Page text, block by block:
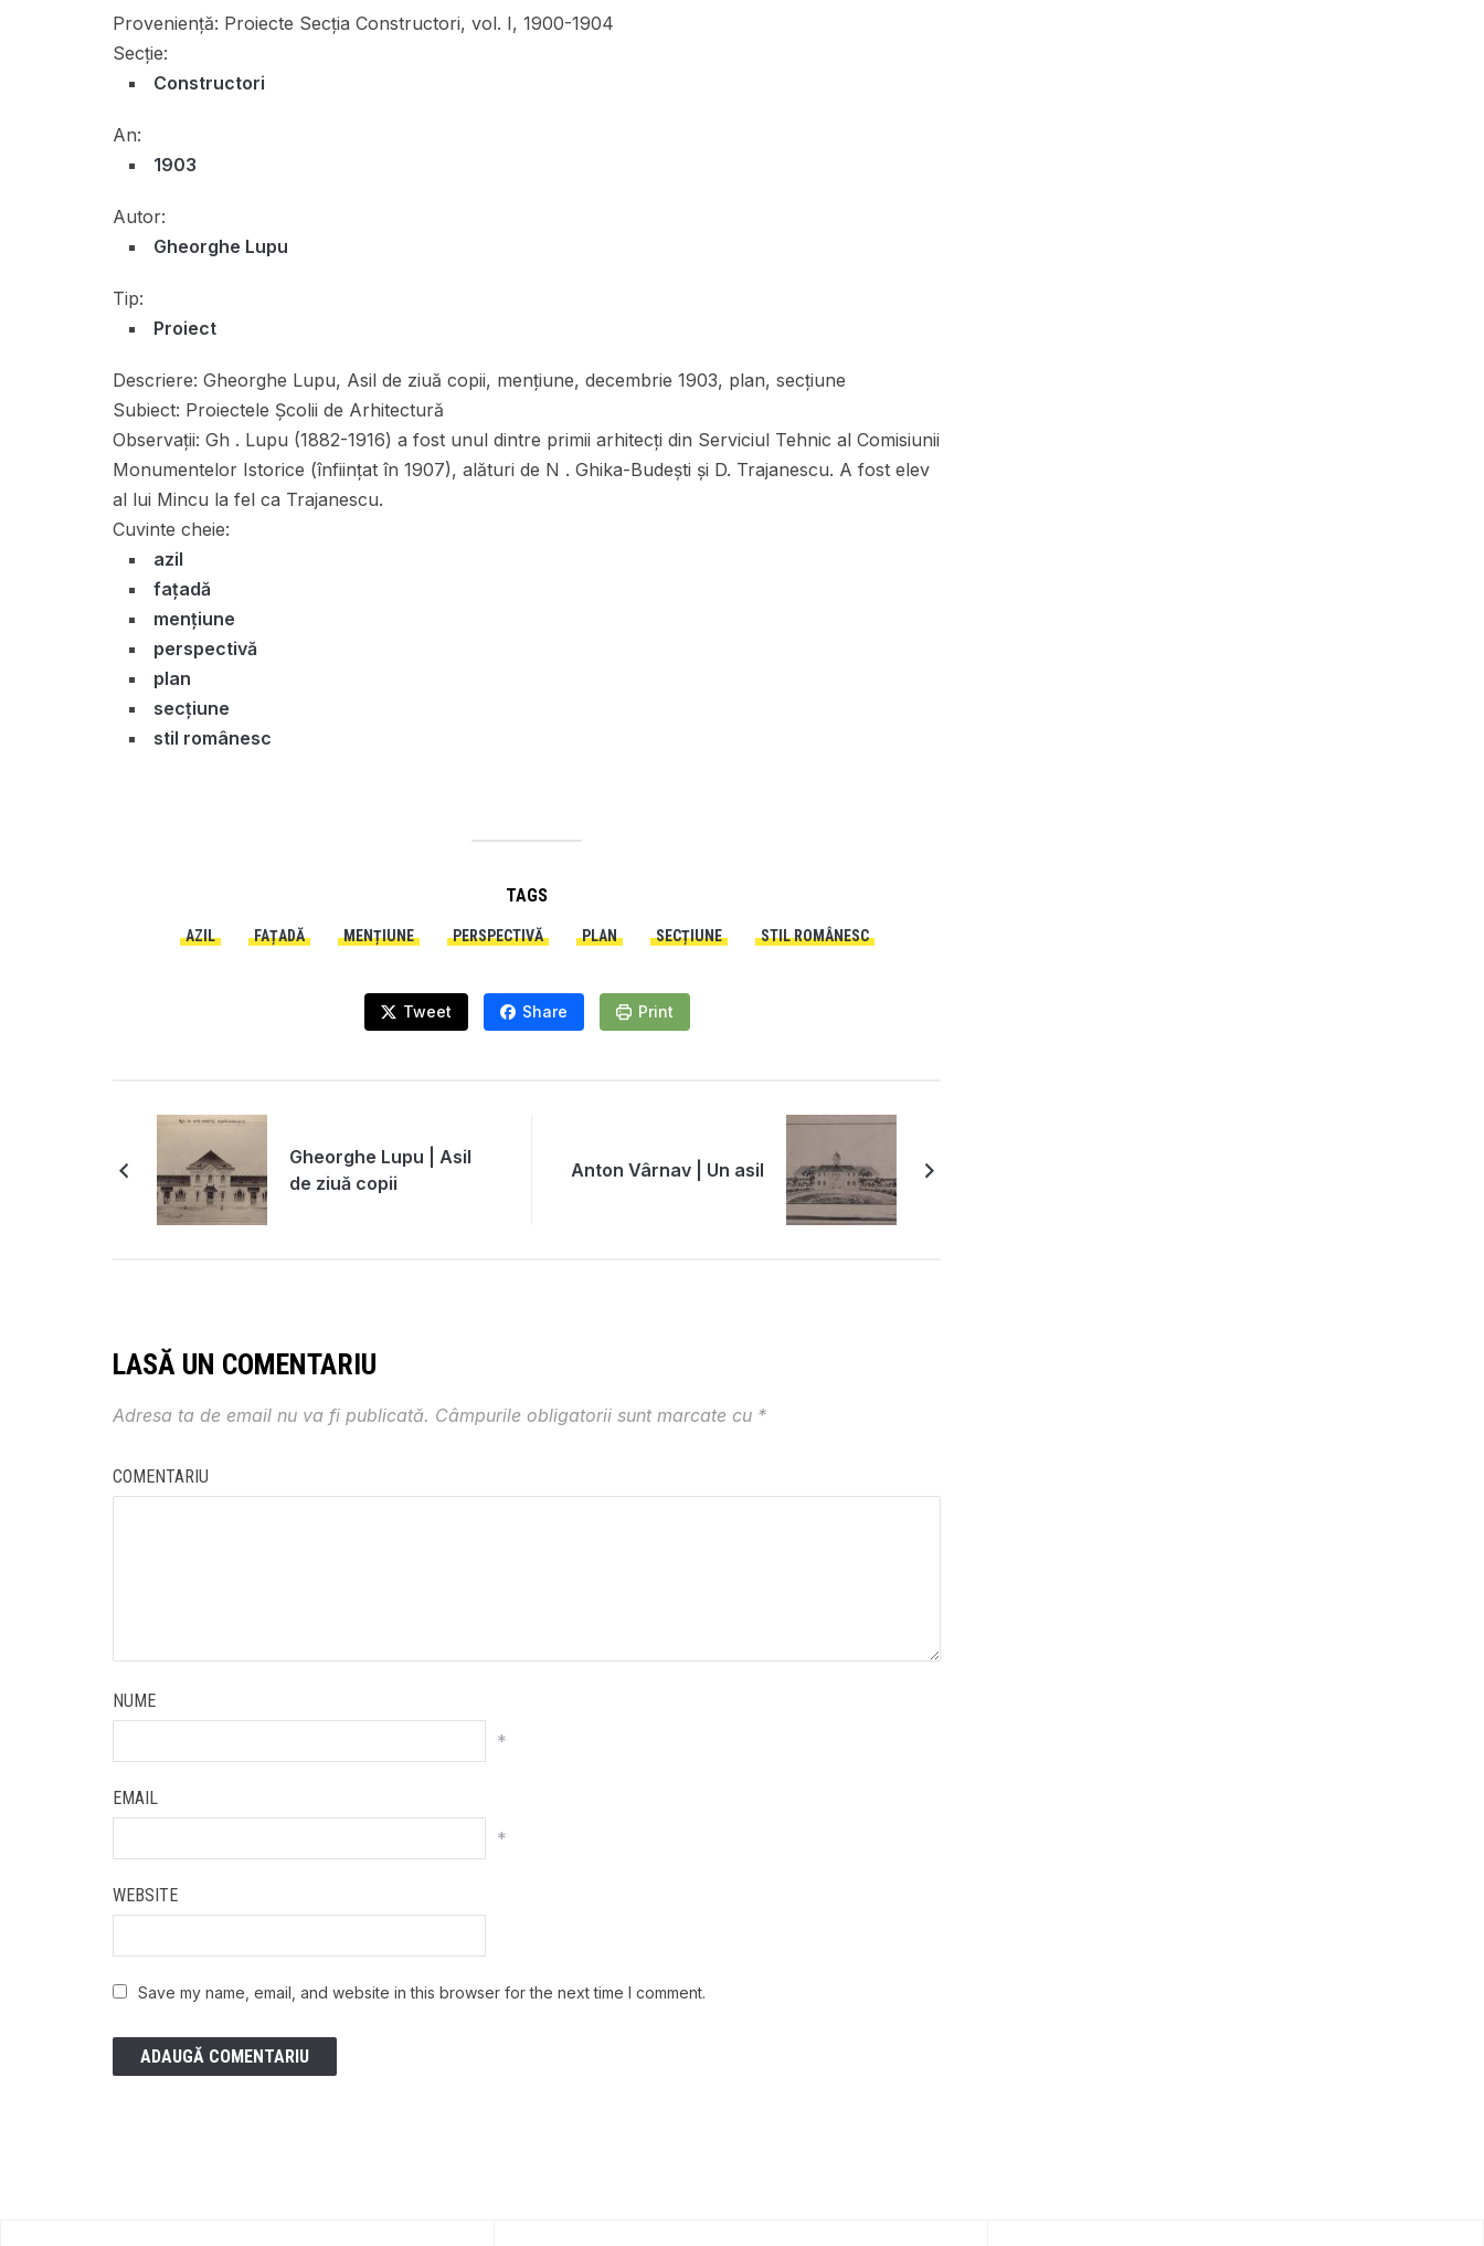
Proveniență: Proiecte Secţia Constructori, vol. I, 1900-1904
Secție:
Constructori
An:
1903
Autor:
Gheorghe Lupu
Tip:
Proiect
Descriere: Gheorghe Lupu, Asil de ziuă copii, mențiune, decembrie 1903, plan, secțiune
Subiect: Proiectele Școlii de Arhitectură
Observații: Gh . Lupu (1882-1916) a fost unul dintre primii arhitecţi din Serviciul Tehnic al Comisiunii
Monumentelor Istorice (înfiinţat în 1907), alături de N . Ghika-Budeşti şi D. Trajanescu. A fost elev
al lui Mincu la fel ca Trajanescu.
Cuvinte cheie:
azil
fațadă
mențiune
perspectivă
plan
secțiune
stil românesc
TAGS
AZIL FAȚADĂ MENȚIUNE PERSPECTIVĂ PLAN SECȚIUNE STIL ROMÂNESC
Tweet Share Print
Gheorghe Lupu | Asil
de ziuă copii
Anton Vârnav | Un asil
LASĂ UN COMENTARIU
Adresa ta de email nu va fi publicată. Câmpurile obligatorii sunt marcate cu *
COMENTARIU
NUME
*
EMAIL
*
WEBSITE
Save my name, email, and website in this browser for the next time I comment.